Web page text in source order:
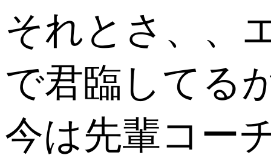
それとさ、、
で君臨してる
今は先輩コー